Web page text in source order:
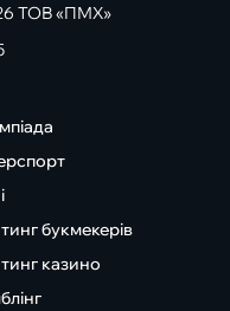
ТОВ «ПМХ»
букмекерів
казино